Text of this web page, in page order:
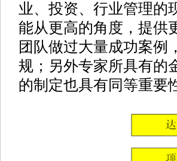
业、投资、行业管理的
能从更高的角度，提供
团队做过大量成功案例
规；另外专家所具有的
的制定也具有同等重要